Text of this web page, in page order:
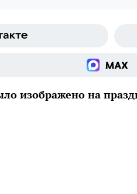
изображено на